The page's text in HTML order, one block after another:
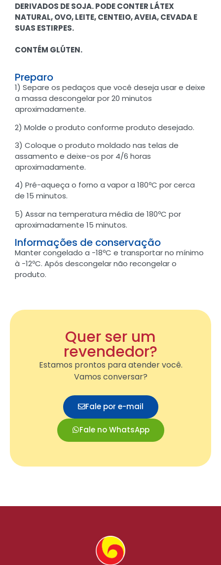
DERIVADOS DE SOJA. PODE CONTER LÁTEX
NATURAL, OVO, LEITE, CENTEIO, AVEIA, CEVADA E
SUAS ESTIRPES.
CONTÉM GLÚTEN.
Preparo
1) Separe os pedaços que você deseja usar e deixe
a massa descongelar por 20 minutos
aproximadamente.
2) Molde o produto conforme produto desejado.
3) Coloque o produto moldado nas telas de
assamento e deixe-os por 4/6 horas
aproximadamente.
4) Pré-aqueça o forno a vapor a 180ºC por cerca
de 15 minutos.
5) Assar na temperatura média de 180ºC por
aproximadamente 15 minutos.
Informações de conservação
Manter congelado a -18ºC e transportar no mínimo
à -12ºC. Após descongelar não recongelar o
produto.
Quer ser um
revendedor?
Estamos prontos para atender você.
Vamos conversar?
Fale por e-mail
Fale no WhatsApp